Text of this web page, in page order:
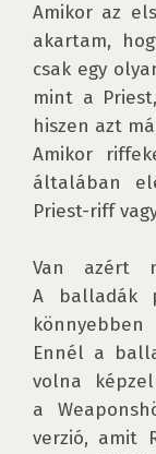
Amikor az
akartam,
csak egy
mint a
hiszen azt
Amikor
általában
Priest-riff
Van azért
A balladák
Ennél a
volna
a
verzió, amit